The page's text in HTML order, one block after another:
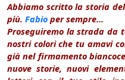
Abbiamo scritto la storia
più. Fabio per sempre...
Proseguiremo la strada da
nostri colori che tu amavi
già nel firmamento
nuove storie, nuovi